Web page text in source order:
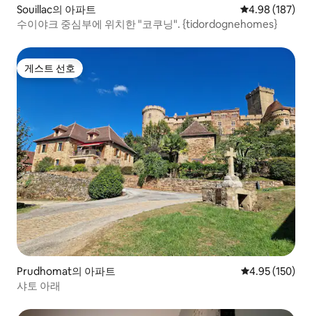
Souillac의 아파트 평점 4.98점(5
4.98 (187)
수이야크 중심부에 위치한 "코쿠닝". {tidordognehomes}
게스트 선호
게스트 선호
Prudhomat의 아파트 평점 4.95점(5
4.95 (150)
샤토 아래